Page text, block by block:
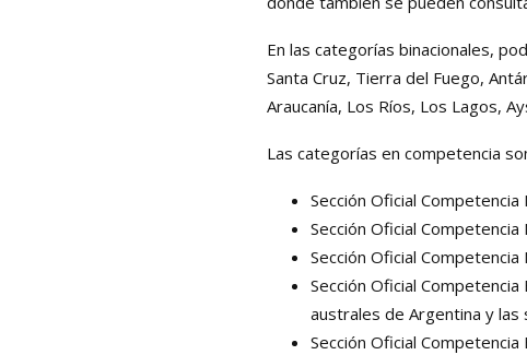
En las categorías binacionales,
Santa Cruz, Tierra del Fuego,
Araucanía, Los Ríos, Los Lagos,
Las categorías en competencia
Sección Oficial
Sección Oficial
Sección Oficial
Sección Oficial
australes de Argentina y las
Sección Oficial